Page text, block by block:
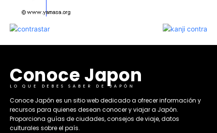
Conoce Japon
LO QUE DEBES SABER DE JAPÓN
​Conoce Japón es un sitio web dedicado a ofrecer información y
recursos para quienes desean conocer y viajar a Japón.
Proporciona guías de ciudades, consejos de viaje, datos
culturales sobre el país. ​